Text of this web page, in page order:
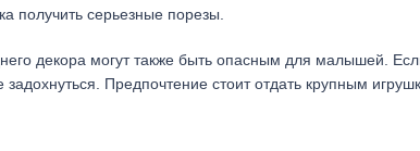
получить серьезные порезы.
декора могут также быть опасным для малышей.
Предпочтение стоит отдать крупным